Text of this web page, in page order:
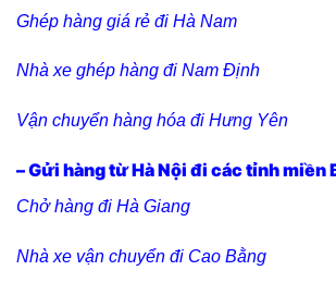
Ghép hàng giá rẻ đi Hà Nam
Nhà xe ghép hàng đi Nam Định
Vận chuyển hàng hóa đi Hưng Yên
– Gửi hàng từ Hà Nội đi các tỉnh miền
Chở hàng đi Hà Giang
Nhà xe vận chuyển đi Cao Bằng